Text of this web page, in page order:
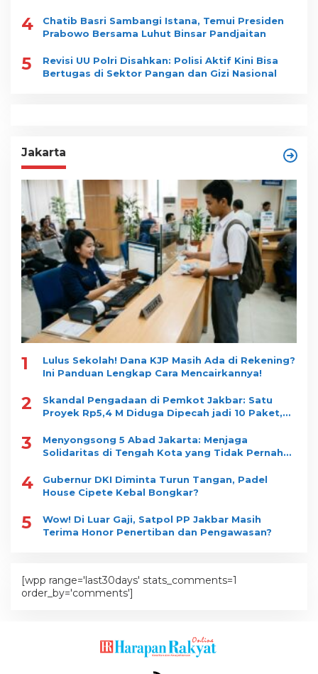
4
Chatib Basri Sambangi Istana, Temui Presiden
Prabowo Bersama Luhut Binsar Pandjaitan
5
Revisi UU Polri Disahkan: Polisi Aktif Kini Bisa
Bertugas di Sektor Pangan dan Gizi Nasional
Jakarta
1
Lulus Sekolah! Dana KJP Masih Ada di Rekening?
Ini Panduan Lengkap Cara Mencairkannya!
2
Skandal Pengadaan di Pemkot Jakbar: Satu
Proyek Rp5,4 M Diduga Dipecah jadi 10 Paket,
3
Menyongsong 5 Abad Jakarta: Menjaga
Solidaritas di Tengah Kota yang Tidak Pernah
4
Gubernur DKI Diminta Turun Tangan, Padel
House Cipete Kebal Bongkar?
5
Wow! Di Luar Gaji, Satpol PP Jakbar Masih
Terima Honor Penertiban dan Pengawasan?
[wpp range='last30days' stats_comments=1
order_by='comments']